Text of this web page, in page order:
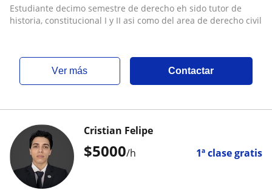
Estudiante decimo semestre de derecho eh sido tutor de
historia, constitucional I y II asi como del area de derecho civil
ver más Contactar
$5000/h 1ª clase gratis
Cristian Felipe